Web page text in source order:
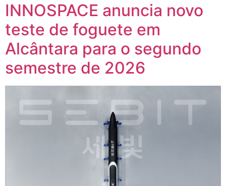
INNOSPACE anuncia novo
teste de foguete em
Alcântara para o segundo
semestre de 2026